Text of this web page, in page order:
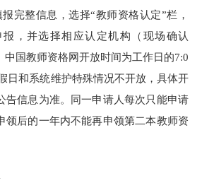
完整信息，选择“教师资格认定”栏，
，并选择相应认定机构（现场确认
中国教师资格网开放时间为工作日的7:0
日和系统维护特殊情况不开放，具体开
告信息为准。同一申请人每次只能申请
领后的一年内不能再申领第二本教师资